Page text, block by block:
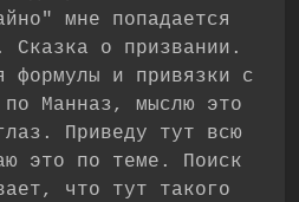
мне попадается
Сказка о призвании.
формулы и привязки с
Манназ, мыслю это
Приведу тут всю
это по теме. Поиск
что тут такого